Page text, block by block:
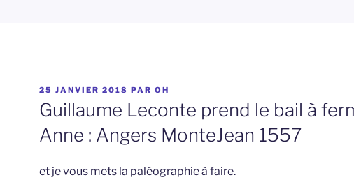
PUBLIÉ
LE
25 JANVIER 2018 PAR OH
Guillaume Leconte prend le bail à
Anne : Angers MonteJean 1557
et je vous mets la paléographie à faire.